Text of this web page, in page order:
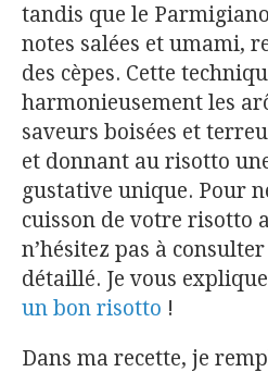
tandis que le
notes salées et umami,
des cèpes. Cette
harmonieusement les
saveurs boisées et
et donnant au risotto
gustative unique. Pour
cuisson de votre risotto
n’hésitez pas à
détaillé. Je vous explique
un bon risotto !
Dans ma recette, je